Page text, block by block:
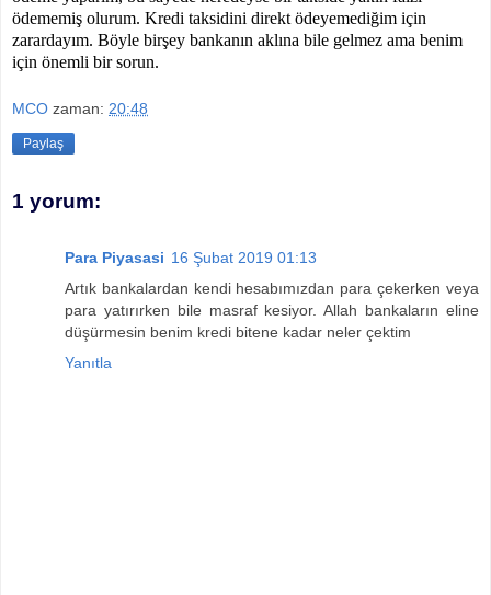
ödememiş olurum. Kredi taksidini direkt ödeyemediğim için
zarardayım. Böyle birşey bankanın aklına bile gelmez ama benim
için önemli bir sorun.
MCO zaman: 20:48
Paylaş
1 yorum:
Para Piyasasi 16 Şubat 2019 01:13
Artık bankalardan kendi hesabımızdan para çekerken veya
para yatırırken bile masraf kesiyor. Allah bankaların eline
düşürmesin benim kredi bitene kadar neler çektim
Yanıtla